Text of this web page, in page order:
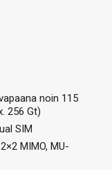
noin 115
256 Gt)
SIM
MIMO, MU-